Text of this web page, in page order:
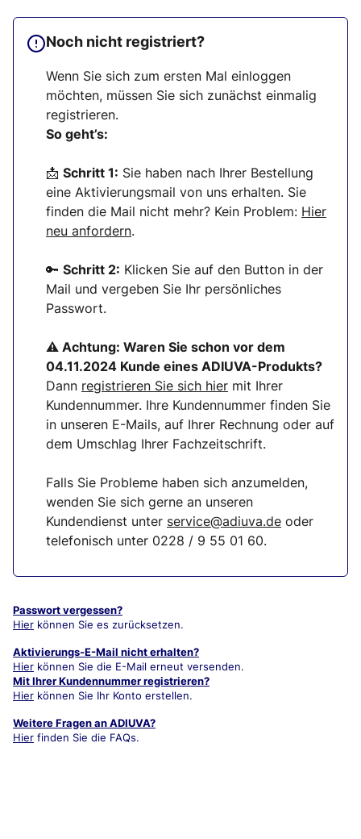
Noch nicht registriert?
Wenn Sie sich zum ersten Mal einloggen
möchten, müssen Sie sich zunächst einmalig
registrieren.
So geht’s:
📩 Schritt 1: Sie haben nach Ihrer Bestellung
eine Aktivierungsmail von uns erhalten. Sie
finden die Mail nicht mehr? Kein Problem: Hier
neu anfordern.
🔑 Schritt 2: Klicken Sie auf den Button in der
Mail und vergeben Sie Ihr persönliches
Passwort.
⚠ Achtung: Waren Sie schon vor dem
04.11.2024 Kunde eines ADIUVA-Produkts?
Dann registrieren Sie sich hier mit Ihrer
Kundennummer. Ihre Kundennummer finden Sie
in unseren E-Mails, auf Ihrer Rechnung oder auf
dem Umschlag Ihrer Fachzeitschrift.
Falls Sie Probleme haben sich anzumelden,
wenden Sie sich gerne an unseren
Kundendienst unter service@adiuva.de oder
telefonisch unter 0228 / 9 55 01 60.
Passwort vergessen?
Hier können Sie es zurücksetzen.
Aktivierungs-E-Mail nicht erhalten?
Hier können Sie die E-Mail erneut versenden.
Mit Ihrer Kundennummer registrieren?
Hier können Sie Ihr Konto erstellen.
Weitere Fragen an ADIUVA?
Hier finden Sie die FAQs.